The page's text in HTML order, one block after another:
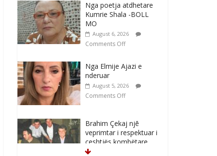
Nga poetja atdhetare
Kumrie Shala -BOLL
MO
August 6, 2026
Comments Off
Nga Elmije Ajazi e
nderuar
August 5, 2026
Comments Off
Brahim Çekaj njē
veprimtar i respektuar i
çeshtjës kombëtare